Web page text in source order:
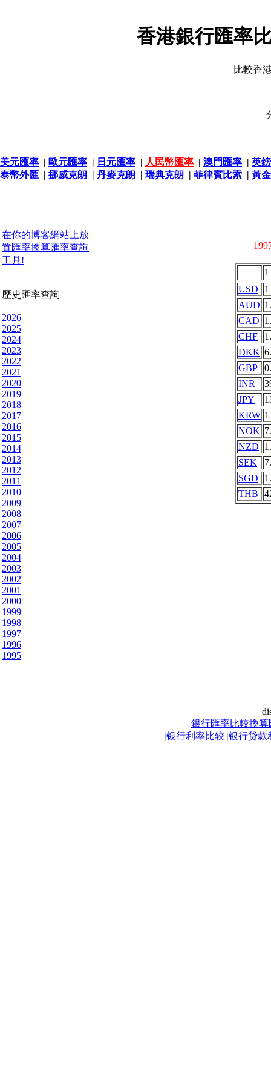
香港銀行匯率
比較香
美元匯率 | 歐元匯率 | 日元匯率 | 人民幣匯率 | 澳門匯率 | 英
泰幣外匯 | 挪威克朗 | 丹麥克朗 | 瑞典克朗 | 菲律賓比索 | 黃
在你的博客網站上放
置匯率換算匯率查詢
工具!
歷史匯率查詢
2026
2025
2024
2023
2022
2021
2020
2019
2018
2017
2016
2015
2014
2013
2012
2011
2010
2009
2008
2007
2006
2005
2004
2003
2002
2001
2000
1999
1998
1997
1996
1995
1
USD
1
AUD
CAD
CHF
DKK
GBP
INR
JPY
KRW
NOK
NZD
SEK
SGD
THB
|
銀行匯率比較換算
|银行利率比较 |银行贷款